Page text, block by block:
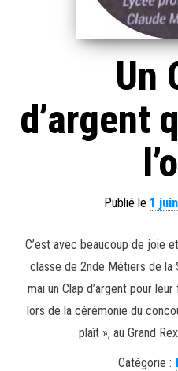
Un
d’argent
Publié le 1
C’est avec beaucoup de joie
classe de 2nde Métiers de
mai un Clap d’argent pour
lors de la cérémonie du
plaît », au Grand
Catégorie :